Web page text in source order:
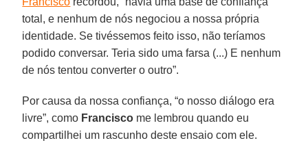
total, e nenhum de nós negociou a nossa própria
identidade. Se tivéssemos feito isso, não teríamos
podido conversar. Teria sido uma farsa (...) E nenhum
de nós tentou converter o outro”.
Por causa da nossa confiança, “o nosso diálogo era
livre”, como Francisco me lembrou quando eu
compartilhei um rascunho deste ensaio com ele.